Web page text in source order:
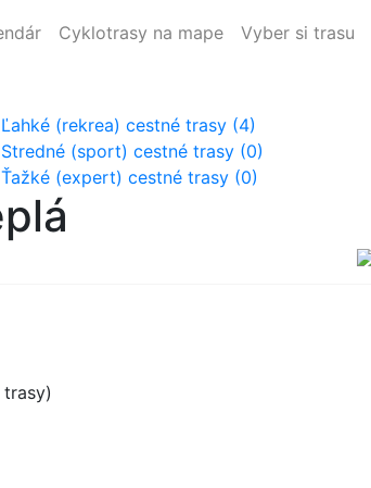
Cyklotrasy na mape Vyber si trasu
Ľahké (rekrea) cestné trasy (4)
Stredné (sport) cestné trasy (0)
Ťažké (expert) cestné trasy (0)